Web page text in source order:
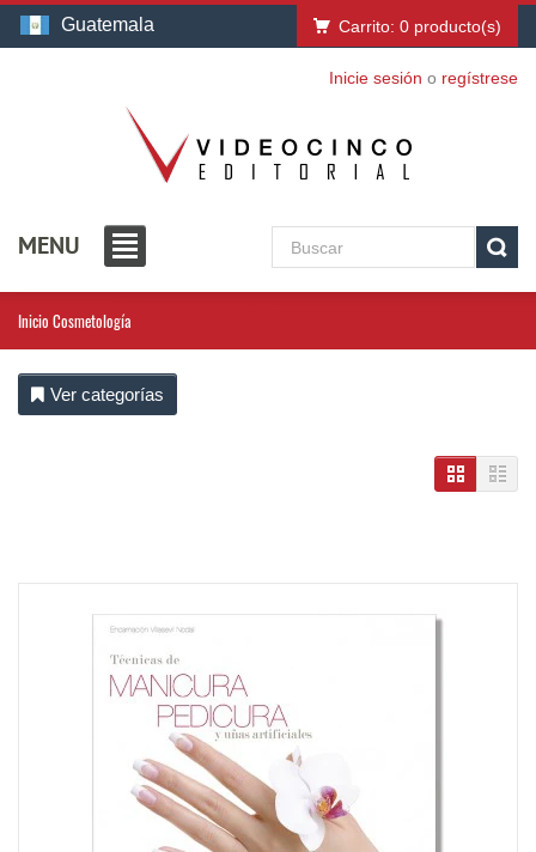
Guatemala Carrito: 0 producto(s)
Inicie sesión o regístrese
MENU
Inicio Cosmetología
Ver categorías